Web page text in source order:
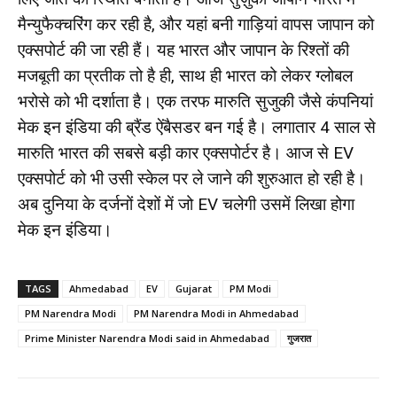
मैन्युफैक्चरिंग कर रही है, और यहां बनी गाड़ियां वापस जापान को
एक्सपोर्ट की जा रही हैं। यह भारत और जापान के रिश्तों की
मजबूती का प्रतीक तो है ही, साथ ही भारत को लेकर ग्लोबल
भरोसे को भी दर्शाता है। एक तरफ मारुति सुजुकी जैसे कंपनियां
मेक इन इंडिया की ब्रैंड ऐंबैसडर बन गई है। लगातार 4 साल से
मारुति भारत की सबसे बड़ी कार एक्सपोर्टर है। आज से EV
एक्सपोर्ट को भी उसी स्केल पर ले जाने की शुरुआत हो रही है।
अब दुनिया के दर्जनों देशों में जो EV चलेगी उसमें लिखा होगा
मेक इन इंडिया।
TAGS Ahmedabad EV Gujarat
PM Modi
PM Narendra Modi
PM Narendra Modi in Ahmedabad
Prime Minister Narendra Modi said in Ahmedabad
गुजरात